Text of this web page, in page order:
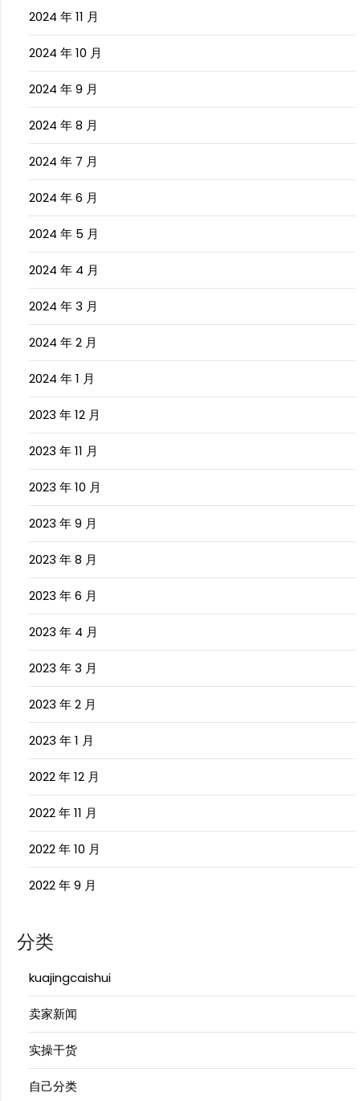
2024 年 11 月
2024 年 10 月
2024 年 9 月
2024 年 8 月
2024 年 7 月
2024 年 6 月
2024 年 5 月
2024 年 4 月
2024 年 3 月
2024 年 2 月
2024 年 1 月
2023 年 12 月
2023 年 11 月
2023 年 10 月
2023 年 9 月
2023 年 8 月
2023 年 6 月
2023 年 4 月
2023 年 3 月
2023 年 2 月
2023 年 1 月
2022 年 12 月
2022 年 11 月
2022 年 10 月
2022 年 9 月
分类
kuajingcaishui
卖家新闻
实操干货
自己分类